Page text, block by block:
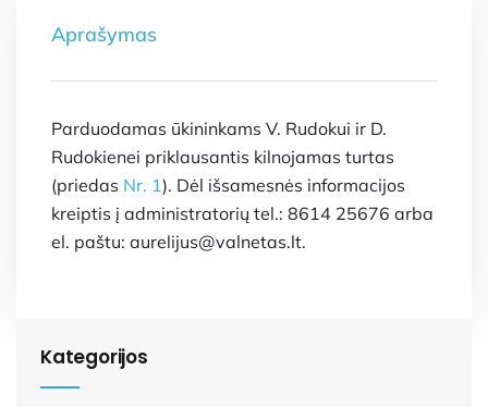
Aprašymas
Parduodamas ūkininkams V. Rudokui ir D.
Rudokienei priklausantis kilnojamas turtas
(priedas Nr. 1). Dėl išsamesnės informacijos
kreiptis į administratorių tel.: 8614 25676 arba
el. paštu: aurelijus@valnetas.lt.
Kategorijos